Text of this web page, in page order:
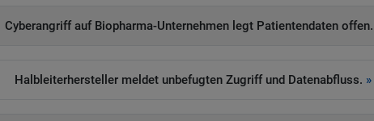
Cyberangriff auf Biopharma-Unternehmen legt Patientendaten offen.
Halbleiterhersteller meldet unbefugten Zugriff und Datenabfluss.